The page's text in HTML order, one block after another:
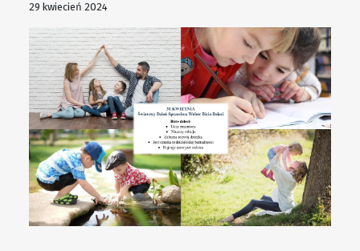
29 kwiecień 2024